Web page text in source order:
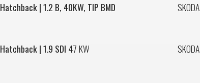
Hatchback | 1.2 B, 40KW, TIP BMD SKODA
Hatchback | 1.9 SDI 47 KW SKODA